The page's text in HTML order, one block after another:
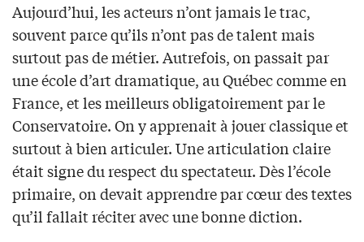
Aujourd’hui, les acteurs n’ont jamais le trac,
souvent parce qu’ils n’ont pas de talent mais
surtout pas de métier. Autrefois, on passait par
une école d’art dramatique, au Québec comme en
France, et les meilleurs obligatoirement par le
Conservatoire. On y apprenait à jouer classique et
surtout à bien articuler. Une articulation claire
était signe du respect du spectateur. Dès l’école
primaire, on devait apprendre par cœur des textes
qu’il fallait réciter avec une bonne diction.